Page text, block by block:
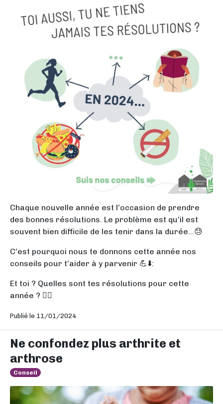
Chaque nouvelle année est l’occasion de prendre
des bonnes résolutions. Le problème est qu’il est
souvent bien difficile de les tenir dans la durée…😓
C’est pourquoi nous te donnons cette année nos
conseils pour t’aider à y parvenir 💪⬇️:
Et toi ? Quelles sont tes résolutions pour cette
année ? ✌🏽
Publié le 11/01/2024
Ne confondez plus arthrite et
arthrose
Conseil